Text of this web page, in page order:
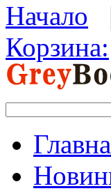
Начало
Корзина: